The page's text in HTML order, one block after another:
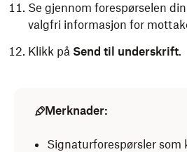
Se gjennom forespørselen
valgfri informasjon for
Klikk på Send til underskrift.
Merknader:
Signaturforespørsler som